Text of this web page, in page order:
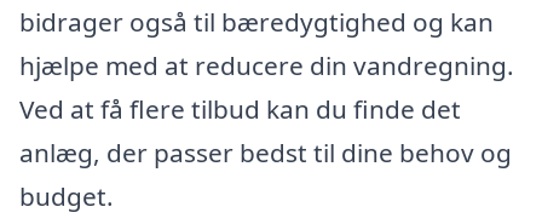
bidrager også til bæredygtighed og kan
hjælpe med at reducere din vandregning.
Ved at få flere tilbud kan du finde det
anlæg, der passer bedst til dine behov og
budget.